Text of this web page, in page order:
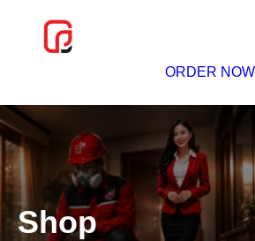
ORDER NOW
Shop